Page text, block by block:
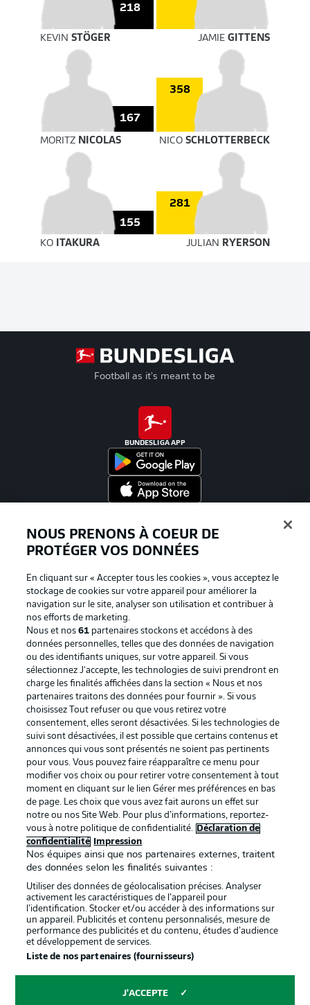
218
KEVIN STÖGER JAMIEGITTENS
167
358
MORITZ NICOLAS NICOSCHLOTTERBECK
155
281
KO ITAKURA JULIAN RYERSON
Football as it's meant to be
BUNDESLIGA APP
La publicité Conditions d’utilisation des
Mentions Légales Gérer mes préférences
Déclaration de
confidentialité
Diffuseurs
Travaux Contact
Impression Joueurs
© 2026 Bundesliga-Gruppe GmbH
Choisissez votre langue
NOUS PRENONS À COEUR DE
PROTÉGER VOS DONNÉES
En cliquant sur « Accepter tous les cookies », vous acceptez le
stockage de cookies sur votre appareil pour améliorer la
navigation sur le site, analyser son utilisation et contribuer à
nos efforts de marketing.
Nous et nos61 partenaires stockons et accédons à des
données personnelles, telles que des données de navigation
ou des identifiants uniques, sur votre appareil. Si vous
sélectionnez J'accepte, les technologies de suivi prendront en
charge les finalités affichées dans la section « Nous et nos
partenaires traitons des données pour fournir ». Si vous
choisissez Tout refuser ou que vous retirez votre
consentement, elles seront désactivées. Si les technologies de
suivi sont désactivées, il est possible que certains contenus et
annonces qui vous sont présentés ne soient pas pertinents
pour vous. Vous pouvez faire réapparaître ce menu pour
modifier vos choix ou pour retirer votre consentement à tout
moment en cliquant sur le lien Gérer mes préférences en bas
de page. Les choix que vous avez fait aurons un effet sur
notre ou nos Site Web. Pour plus d’informations, reportez-
vous à notre politique de confidentialité.
Déclaration de
confidentialité
Impression
Nos équipes ainsi que nos partenaires externes, traitent
des données selon les finalités suivantes :
Utiliser des données de géolocalisation précises. Analyser
activement les caractéristiques de l’appareil pour
l’identification. Stocker et/ou accéder à des informations sur
un appareil. Publicités et contenu personnalisés, mesure de
performance des publicités et du contenu, études d’audience
et développement de services.
Liste de nos partenaires (fournisseurs)
J'ACCEPTE